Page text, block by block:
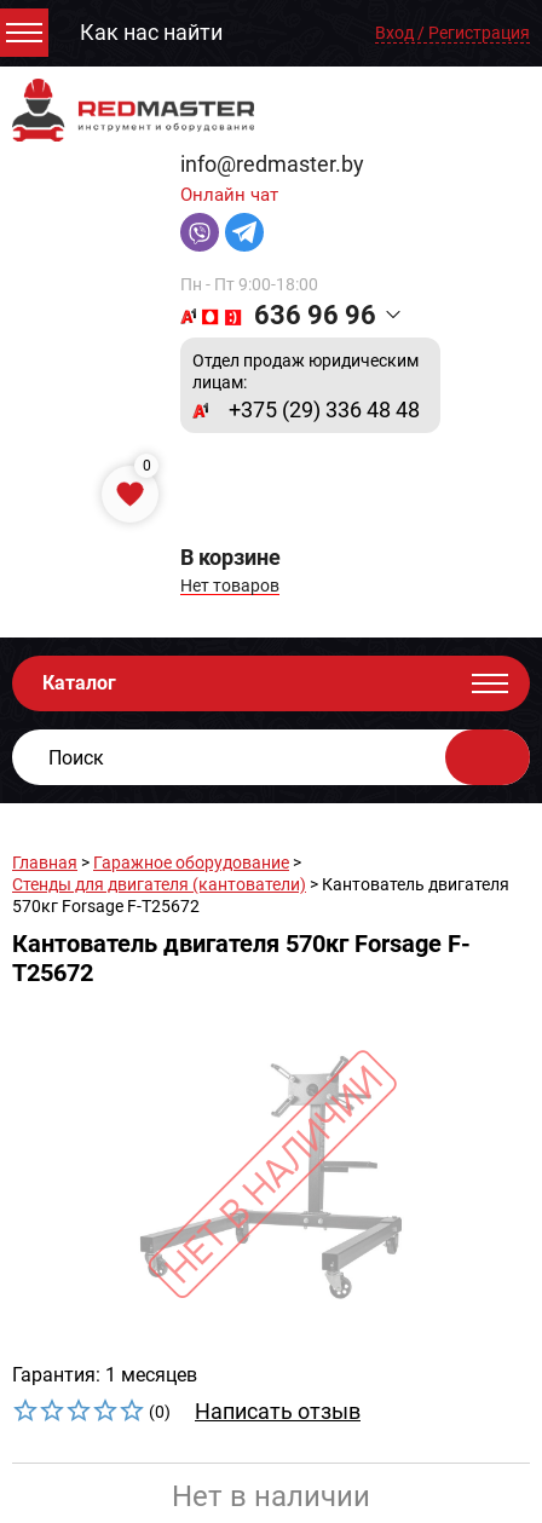
Как нас найти Вход / Регистрация
info@redmaster.by
Онлайн чат
Пн - Пт 9:00-18:00
636 96 96
Отдел продаж юридическим
лицам:
+375 (29) 336 48 48
0
В корзине
Нет товаров
Каталог
Главная > Гаражное оборудование >
Стенды для двигателя (кантователи) > Кантователь двигателя
570кг Forsage F-T25672
Кантователь двигателя 570кг Forsage F-
T25672
Гарантия: 1 месяцев
(0) Написать отзыв
Нет в наличии